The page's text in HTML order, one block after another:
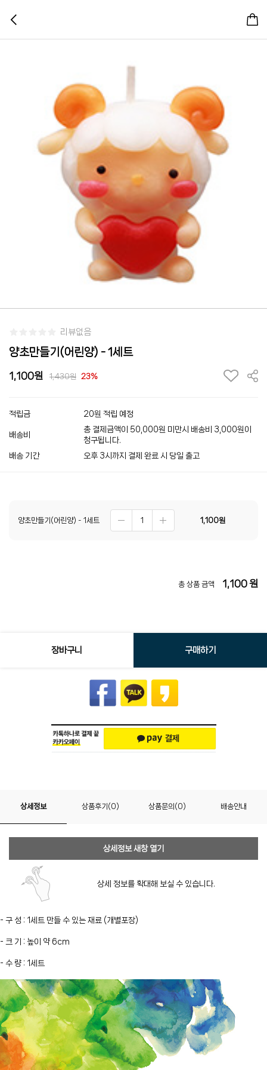
리뷰없음
양초만들기(어린양) - 1세트
1,100 1,430 23%
적립금 20원 적립 예정
배송비
총 결제금액이 50,000원 미만시 배송비 3,000원이
청구됩니다.
배송 기간
오후 3시까지 결제 완료 시 당일 출고
양초만들기(어린양) - 1세트 1,100원
총 상품 금액 1,100원
장바구니 구매하기
상세정보 상품후기(0) 상품문의(0) 배송안내
상세정보 새창 열기
상세 정보를 확대해 보실 수 있습니다.
- 구 성 : 1세트 만들 수 있는 재료 (개별포장)
- 크 기 : 높이 약 6cm
- 수 량 : 1세트